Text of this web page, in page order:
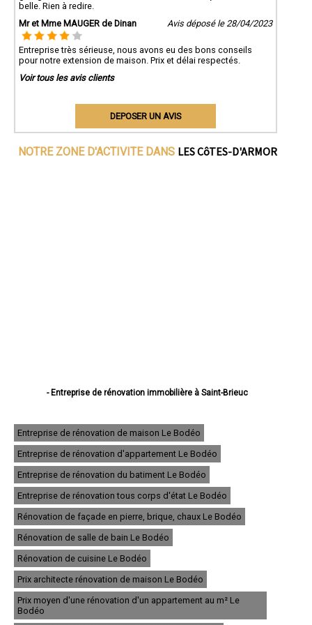
belle. Rien à redire.
Mr et Mme MAUGER de Dinan
Avis déposé le 28/04/2023
Entreprise très sérieuse, nous avons eu des bons conseils
pour notre extension de maison. Prix et délai respectés.
Voir tous les avis clients
DEPOSER UN AVIS
NOTRE ZONE D'ACTIVITE DANS LES CôTES-D'ARMOR
- Entreprise de rénovation immobilière à Saint-Brieuc
- Entreprise de rénovation immobilière à Lamballe
- Entreprise de rénovation immobilière à Ploufragan
- Entreprise de rénovation immobilière à Dinan
- Entreprise de rénovation immobilière à Loudéac
- Entreprise de rénovation immobilière à Paimpol
- Entreprise de rénovation immobilière à Trégueux
- Entreprise de rénovation immobilière à Guingamp
- Entreprise de rénovation immobilière à Perros-Guirec
- Entreprise de rénovation immobilière à Langueux
- Entreprise de rénovation immobilière à Plédran
- Entreprise de rénovation immobilière à Pordic
- Entreprise de rénovation immobilière à Ploumagoar
- Entreprise de rénovation immobilière à Yffiniac
- Entreprise de rénovation immobilière à Plouha
- Entreprise de rénovation immobilière à Bégard
- Entreprise de rénovation immobilière à Hillion
Entreprise de rénovation de maison Le Bodéo
Entreprise de rénovation d'appartement Le Bodéo
Entreprise de rénovation du batiment Le Bodéo
Entreprise de rénovation tous corps d'état Le Bodéo
Rénovation de façade en pierre, brique, chaux Le Bodéo
Rénovation de salle de bain Le Bodéo
Rénovation de cuisine Le Bodéo
Prix architecte rénovation de maison Le Bodéo
Prix moyen d'une rénovation d'un appartement au m² Le
Bodéo